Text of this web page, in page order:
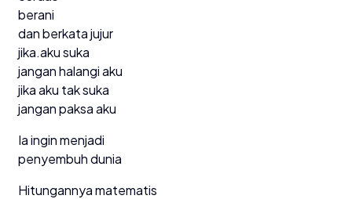
berani
dan berkata jujur
jika.aku suka
jangan halangi aku
jika aku tak suka
jangan paksa aku
Ia ingin menjadi
penyembuh dunia
Hitungannya matematis